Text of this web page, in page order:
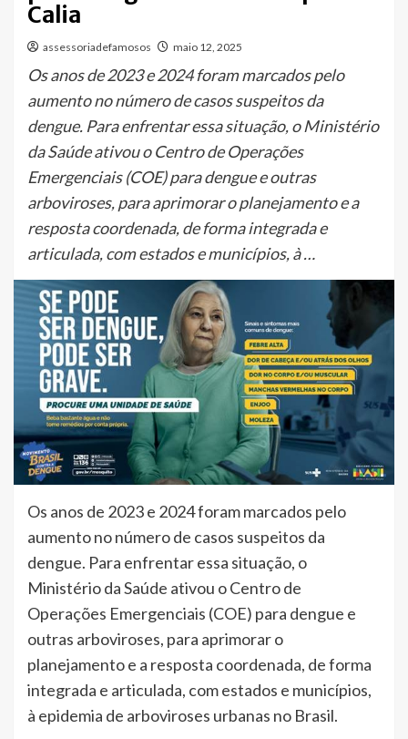
Calia
assessoriadefamosos maio 12, 2025
Os anos de 2023 e 2024 foram marcados pelo
aumento no número de casos suspeitos da
dengue. Para enfrentar essa situação, o Ministério
da Saúde ativou o Centro de Operações
Emergenciais (COE) para dengue e outras
arboviroses, para aprimorar o planejamento e a
resposta coordenada, de forma integrada e
articulada, com estados e municípios, à …
Os anos de 2023 e 2024 foram marcados pelo
aumento no número de casos suspeitos da
dengue. Para enfrentar essa situação, o
Ministério da Saúde ativou o Centro de
Operações Emergenciais (COE) para dengue e
outras arboviroses, para aprimorar o
planejamento e a resposta coordenada, de forma
integrada e articulada, com estados e municípios,
à epidemia de arboviroses urbanas no Brasil.